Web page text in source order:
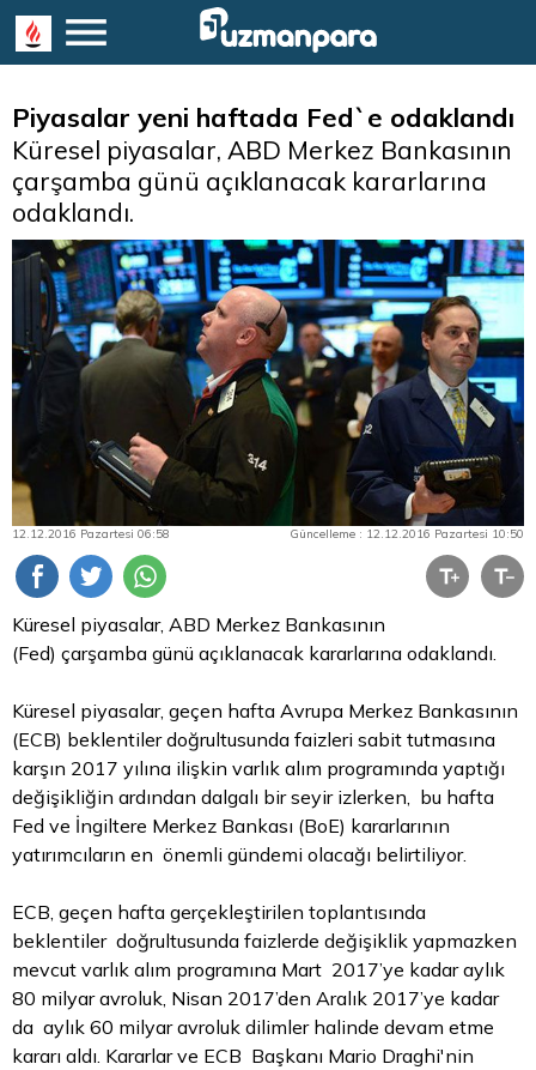
Piyasalar yeni haftada Fed`e odaklandı
Küresel piyasalar, ABD Merkez Bankasının
çarşamba günü açıklanacak kararlarına
odaklandı.
12.12.2016 Pazartesi 06:58 Güncelleme : 12.12.2016 Pazartesi 10:50
Küresel piyasalar, ABD Merkez Bankasının
(Fed) çarşamba günü açıklanacak kararlarına odaklandı.
Küresel piyasalar, geçen hafta Avrupa Merkez Bankasının
(ECB) beklentiler doğrultusunda faizleri sabit tutmasına
karşın 2017 yılına ilişkin varlık alım programında yaptığı
değişikliğin ardından dalgalı bir seyir izlerken, bu hafta
Fed ve İngiltere Merkez Bankası (BoE) kararlarının
yatırımcıların en önemli gündemi olacağı belirtiliyor.
ECB, geçen hafta gerçekleştirilen toplantısında
beklentiler doğrultusunda faizlerde değişiklik yapmazken
mevcut varlık alım programına Mart 2017’ye kadar aylık
80 milyar avroluk, Nisan 2017’den Aralık 2017’ye kadar
da aylık 60 milyar avroluk dilimler halinde devam etme
kararı aldı. Kararlar ve ECB Başkanı Mario Draghi'nin